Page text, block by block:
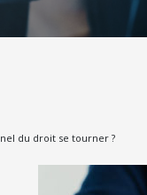
du droit se tourner ?